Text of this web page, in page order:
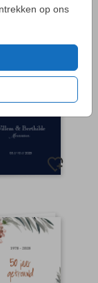
op ons